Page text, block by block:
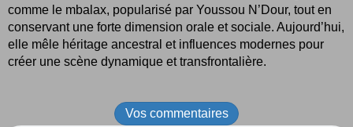
comme le mbalax, popularisé par Youssou N’Dour, tout en
conservant une forte dimension orale et sociale. Aujourd’hui,
elle mêle héritage ancestral et influences modernes pour
créer une scène dynamique et transfrontalière.
Vos commentaires